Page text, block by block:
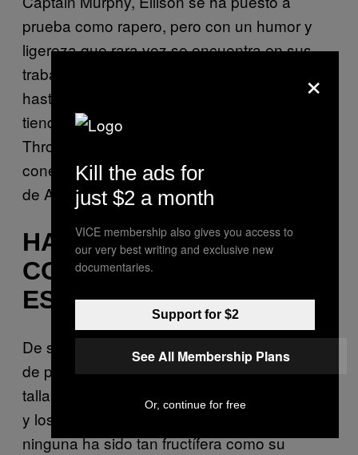
prueba como rapero, pero con un humor y
ligereza que rara vez se encuentra en sus
trabajos como productor. Su único mixtape
hasta la fecha es
tiende más al sonido clásico del sello Stones
Throw basado en samples, y sus letras
conectan perfectamente con los
de Adult Swim y de los chistes sexuales.
HAY
COLABORADORES… Y
ESTÁ THUNDERCAT
De su larga lista de colaboraciones y trabajos
de producción, que incluye a artistas de la
talla de Earl Sweatshirt, Mac Miller, Gonjasufi,
y los mencionados Lamar, Badu y Yorke,
ninguna ha sido tan fructífera como su
×
Kill the ads for
just $2 a month
VICE membership also gives you access to
our very best writing and exclusive new
documentaries.
Support for $2
See All Membership Plans
Or, continue for free